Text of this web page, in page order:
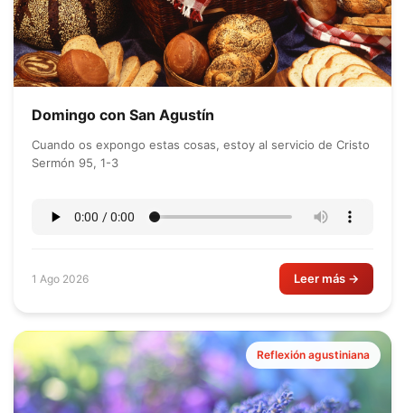
Domingo con San Agustín
Cuando os expongo estas cosas, estoy al servicio de Cristo
Sermón 95, 1-3
1 Ago 2026 Leer más →
Reflexión agustiniana